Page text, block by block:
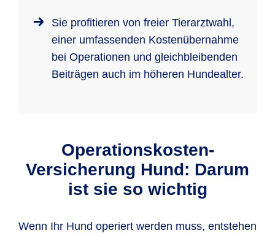
Sie profitieren von freier Tierarztwahl,
einer umfassenden Kostenübernahme
bei Operationen und gleichbleibenden
Beiträgen auch im höheren Hundealter.
Operationskosten-
Versicherung Hund: Darum
ist sie so wichtig
Wenn Ihr Hund operiert werden muss, entstehen